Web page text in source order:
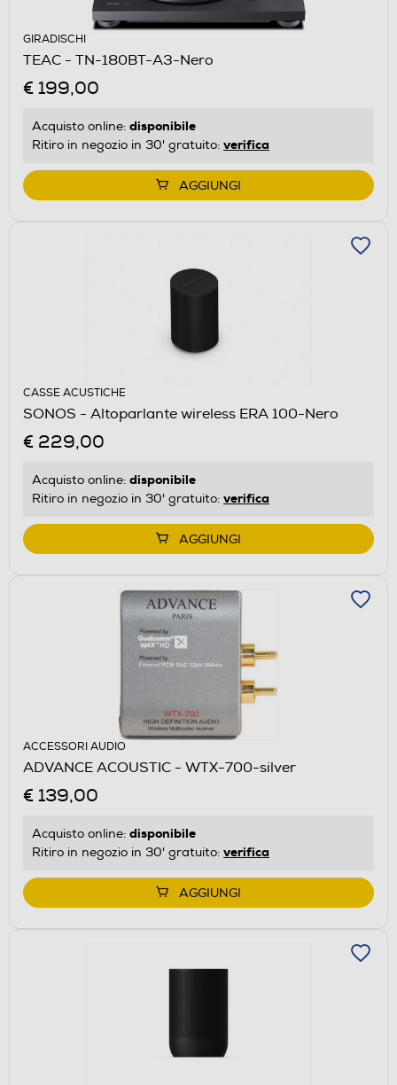
GIRADISCHI
TEAC - TN-180BT-A3-Nero
€ 199,00
Acquisto online: disponibile
Ritiro in negozio in 30' gratuito: verifica
AGGIUNGI
CASSE ACUSTICHE
SONOS - Altoparlante wireless ERA 100-Nero
€ 229,00
Acquisto online: disponibile
Ritiro in negozio in 30' gratuito: verifica
AGGIUNGI
ACCESSORI AUDIO
ADVANCE ACOUSTIC - WTX-700-silver
€ 139,00
Acquisto online: disponibile
Ritiro in negozio in 30' gratuito: verifica
AGGIUNGI